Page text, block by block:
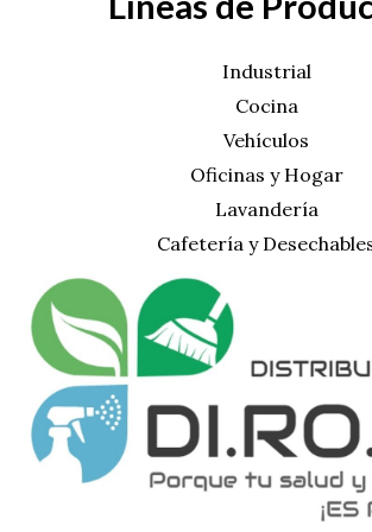
Industrial
Cocina
Vehículos
Oficinas y Hogar
Lavandería
Cafetería y